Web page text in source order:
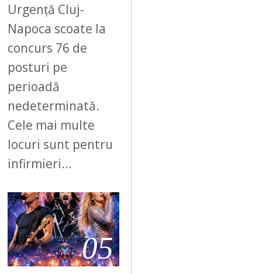
Urgență Cluj-
Napoca scoate la
concurs 76 de
posturi pe
perioadă
nedeterminată.
Cele mai multe
locuri sunt pentru
infirmieri…
05